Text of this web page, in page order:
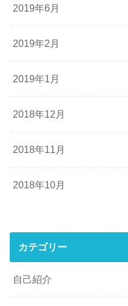
2019年6月
2019年2月
2019年1月
2018年12月
2018年11月
2018年10月
カテゴリー
自己紹介